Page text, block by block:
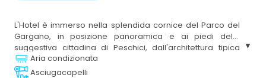
L'Hotel è immerso nella splendida cornice del Parco del
Gargano, in posizione panoramica e ai piedi della
suggestiva cittadina di Peschici, dall'architettura tipica
mediterranea, avvolto da giardini meravigliosi, offre
ambienti eleganti ed accoglienti.
Aria condizionata
Asciugacapelli